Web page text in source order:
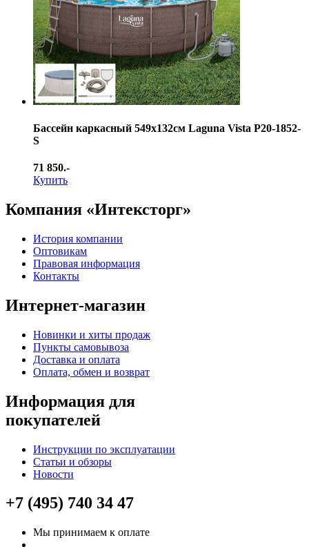
Бассейн каркасный 549х132см Laguna Vista Р20-1852-
S
71 850.-
Купить
Компания «Интексторг»
История компании
Оптовикам
Правовая информация
Контакты
Интернет-магазин
Новинки и хиты продаж
Пункты самовывоза
Доставка и оплата
Оплата, обмен и возврат
Информация для
покупателей
Инструкции по эксплуатации
Статьи и обзоры
Новости
+7 (495) 740 34 47
Мы принимаем к оплате